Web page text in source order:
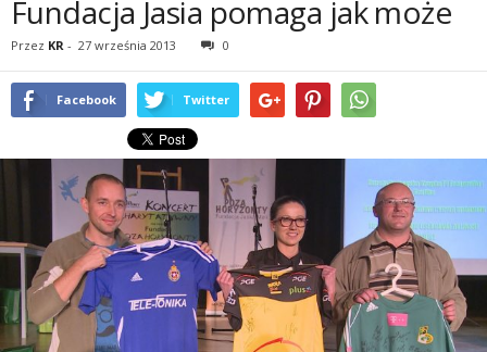
Fundacja Jasia pomaga jak może
Przez KR - 27 września 2013 0
Facebook Twitter